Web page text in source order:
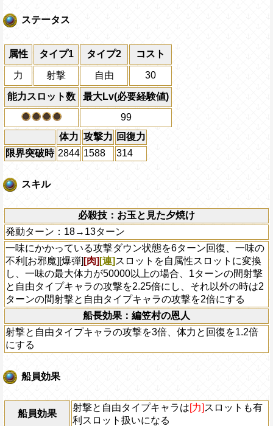
ステータス
属性 タイプ1 タイプ2 コスト
力 射撃 自由 30
能力スロット数
最大Lv(必要経験値)
99
体力 攻撃力 回復力
限界突破時 2844 1588 314
スキル
必殺技：お玉と見た夕焼け
発動ターン：18→13ターン
一味にかかっている攻撃ダウン状態を6ターン回復、一味の
不利[お邪魔][爆弾] [肉] [連] スロットを自属性スロットに変換
し、一味の最大体力が50000以上の場合、1ターンの間射撃
と自由タイプキャラの攻撃を2.25倍にし、それ以外の時は2
ターンの間射撃と自由タイプキャラの攻撃を2倍にする
船長効果：編笠村の恩人
射撃と自由タイプキャラの攻撃を3倍、体力と回復を1.2倍
にする
船員効果
船員効果
射撃と自由タイプキャラは[力] スロットも有
利スロット扱いになる